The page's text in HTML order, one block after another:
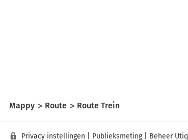
Mappy Route Route Trein
Privacy instellingen Publieksmeting| Beheer Utiq